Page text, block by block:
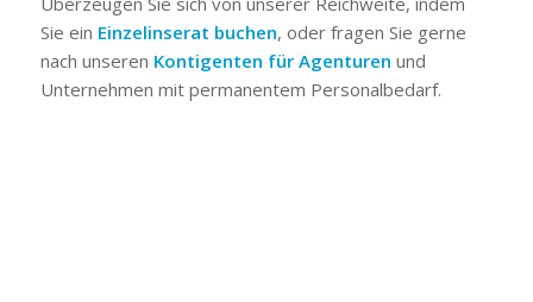
Sie ein Einzelinserat buchen, oder fragen Sie gerne
nach unseren Kontigenten für Agenturen und
Unternehmen mit permanentem Personalbedarf.